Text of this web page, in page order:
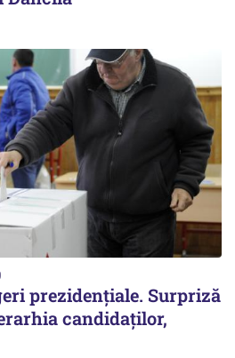
prezidenţiale. Surpriză
candidaților,